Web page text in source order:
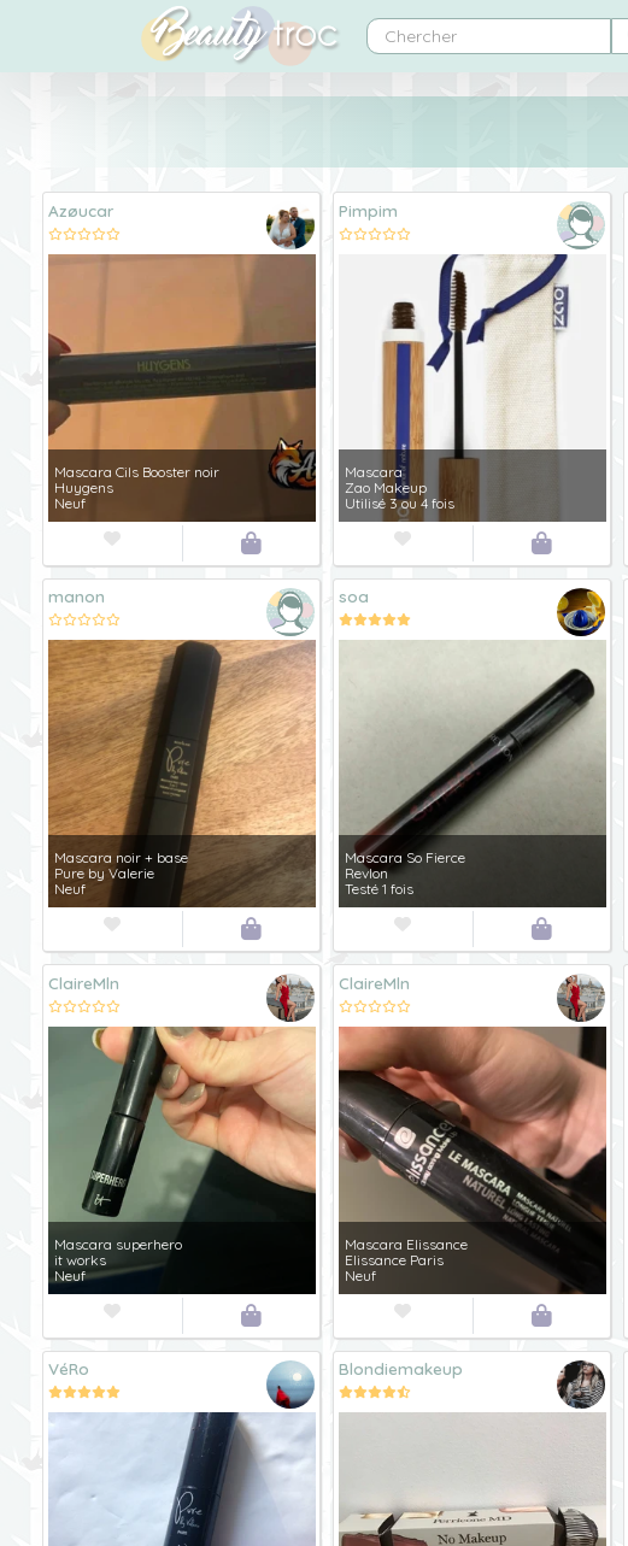
Azøucar
Mascara Cils Booster noir
Huygens
Neuf


Pimpim
Mascara
Zao Makeup
Utilisé 3 ou 4 fois


manon
Mascara noir + base
Pure by Valerie
Neuf


soa
Mascara So Fierce
Revlon
Testé 1 fois


ClaireMln
Mascara superhero
it works
Neuf


ClaireMln
Mascara Elissance
Elissance Paris
Neuf


VéRo Blondiemakeup